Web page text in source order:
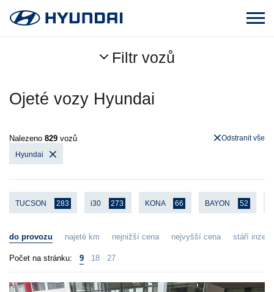
Filtr vozů
Ojeté vozy Hyundai
Nalezeno 829 vozů
Hyundai
Odstranit vše
TUCSON 283 i30 273 KONA 66 BAYON 52
do provozu najeté km nejnižší cena nejvyšší cena stáří
Počet na stránku: 9 18 27